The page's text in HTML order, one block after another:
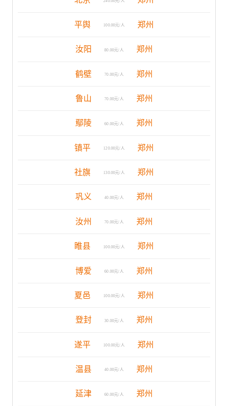
平舆 100.00元/人 郑州
汝阳 80.00元/人 郑州
鹤壁 70.00元/人 郑州
鲁山 70.00元/人 郑州
鄢陵 60.00元/人 郑州
镇平 120.00元/人 郑州
社旗 130.00元/人 郑州
巩义 40.00元/人 郑州
汝州 70.00元/人 郑州
睢县 100.00元/人 郑州
博爱 60.00元/人 郑州
夏邑 100.00元/人 郑州
登封 30.00元/人 郑州
遂平 100.00元/人 郑州
温县 40.00元/人 郑州
延津 60.00元/人 郑州